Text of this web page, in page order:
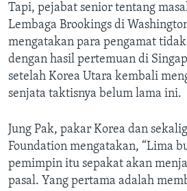
Tapi, pejabat senior tentang
Lembaga Brookings di
mengatakan para pengamat
dengan hasil pertemuan di
setelah Korea Utara kembali
senjata taktisnya belum lama ini.
Jung Pak, pakar Korea dan
Foundation mengatakan, “Lima
pemimpin itu sepakat akan
pasal. Yang pertama adalah